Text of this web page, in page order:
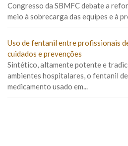
Congresso da SBMFC debate a
meio à sobrecarga das equipes e à
Uso de fentanil entre profissionais
cuidados e prevenções
Sintético, altamente potente e
ambientes hospitalares, o fentanil
medicamento usado em...